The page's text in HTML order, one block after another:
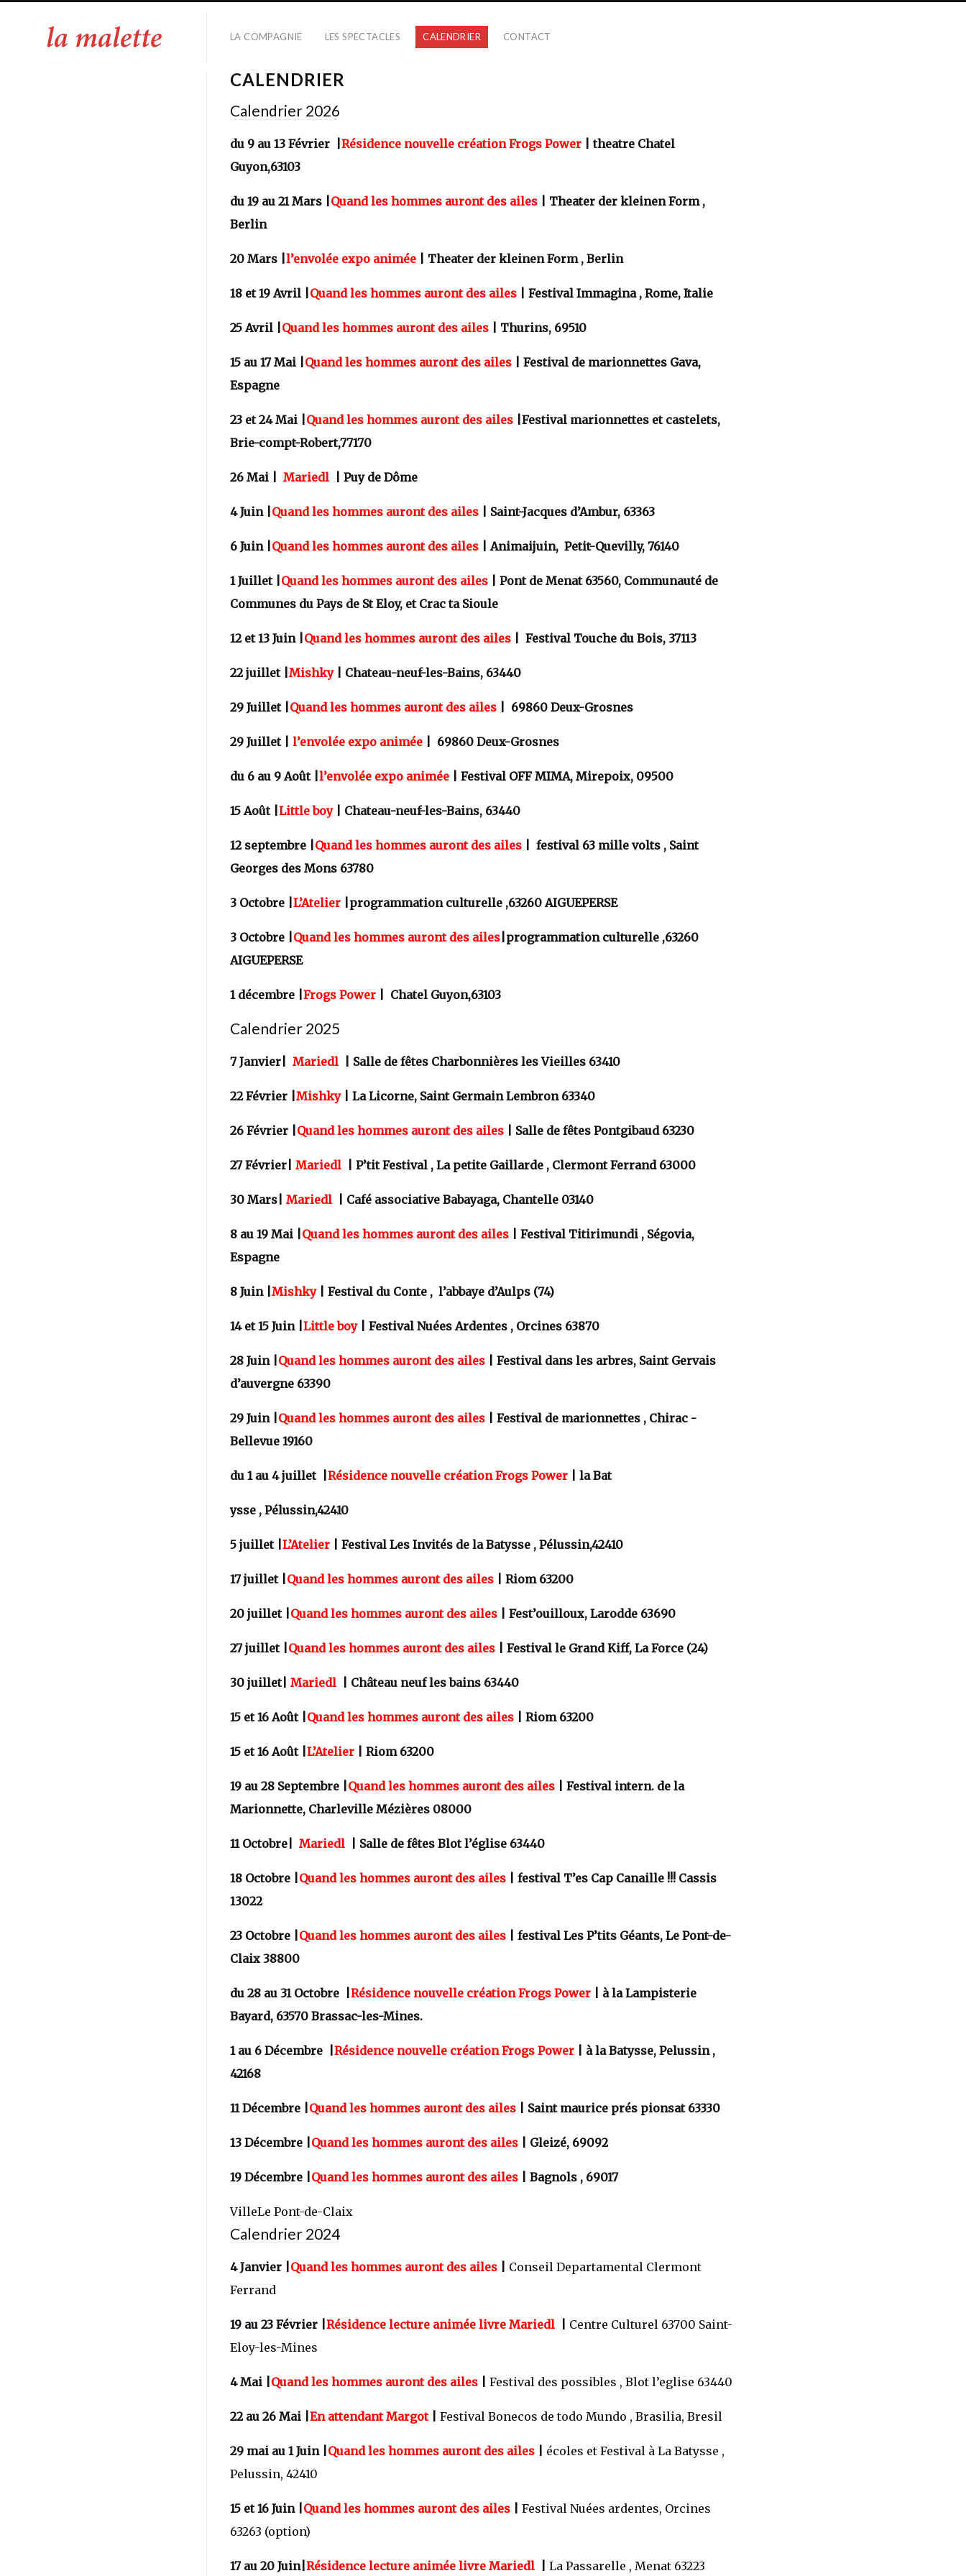
LA COMPAGNIE LES SPECTACLES CALENDRIER CONTACT
CALENDRIER
Calendrier 2026
du 9 au 13 Février | Résidence nouvelle création Frogs Power | theatre Chatel
Guyon,63103
du 19 au 21 Mars | Quand les hommes auront des ailes | Theater der kleinen Form ,
Berlin
20 Mars | l’envolée expo animée | Theater der kleinen Form , Berlin
18 et 19 Avril | Quand les hommes auront des ailes | Festival Immagina , Rome, Italie
25 Avril | Quand les hommes auront des ailes | Thurins, 69510
15 au 17 Mai | Quand les hommes auront des ailes | Festival de marionnettes Gava,
Espagne
23 et 24 Mai | Quand les hommes auront des ailes |Festival marionnettes et castelets,
Brie-compt-Robert,77170
26 Mai | Mariedl | Puy de Dôme
4 Juin | Quand les hommes auront des ailes | Saint-Jacques d’Ambur, 63363
6 Juin | Quand les hommes auront des ailes | Animaijuin, Petit-Quevilly, 76140
1 Juillet | Quand les hommes auront des ailes | Pont de Menat 63560, Communauté de
Communes du Pays de St Eloy, et Crac ta Sioule
12 et 13 Juin | Quand les hommes auront des ailes | Festival Touche du Bois, 37113
22 juillet | Mishky| Chateau-neuf-les-Bains, 63440
29 Juillet | Quand les hommes auront des ailes | 69860 Deux-Grosnes
29 Juillet | l’envolée expo animée | 69860 Deux-Grosnes
du 6 au 9 Août | l’envolée expo animée | Festival OFF MIMA, Mirepoix, 09500
15 Août | Little boy| Chateau-neuf-les-Bains, 63440
12 septembre | Quand les hommes auront des ailes | festival 63 mille volts , Saint
Georges des Mons 63780
3 Octobre | L’Atelier |programmation culturelle ,63260 AIGUEPERSE
3 Octobre | Quand les hommes auront des ailes |programmation culturelle ,63260
AIGUEPERSE
1 décembre | Frogs Power | Chatel Guyon,63103
Calendrier 2025
7 Janvier| Mariedl | Salle de fêtes Charbonnières les Vieilles 63410
22 Février | Mishky| La Licorne, Saint Germain Lembron 63340
26 Février | Quand les hommes auront des ailes | Salle de fêtes Pontgibaud 63230
27 Février| Mariedl | P’tit Festival , La petite Gaillarde , Clermont Ferrand 63000
30 Mars| Mariedl | Café associative Babayaga, Chantelle 03140
8 au 19 Mai | Quand les hommes auront des ailes | Festival Titirimundi , Ségovia,
Espagne
8 Juin | Mishky| Festival du Conte , l’abbaye d’Aulps (74)
14 et 15 Juin | Little boy| Festival Nuées Ardentes , Orcines 63870
28 Juin | Quand les hommes auront des ailes | Festival dans les arbres, Saint Gervais
d’auvergne 63390
29 Juin | Quand les hommes auront des ailes | Festival de marionnettes , Chirac -
Bellevue 19160
du 1 au 4 juillet | Résidence nouvelle création Frogs Power | la Bat
ysse , Pélussin,42410
5 juillet | L’Atelier | Festival Les Invités de la Batysse , Pélussin,42410
17 juillet | Quand les hommes auront des ailes | Riom 63200
20 juillet | Quand les hommes auront des ailes | Fest’ouilloux, Larodde 63690
27 juillet | Quand les hommes auront des ailes | Festival le Grand Kiff, La Force (24)
30 juillet| Mariedl | Château neuf les bains 63440
15 et 16 Août | Quand les hommes auront des ailes | Riom 63200
15 et 16 Août | L’Atelier | Riom 63200
19 au 28 Septembre | Quand les hommes auront des ailes | Festival intern. de la
Marionnette, Charleville Mézières 08000
11 Octobre| Mariedl | Salle de fêtes Blot l’église 63440
18 Octobre | Quand les hommes auront des ailes | festival T’es Cap Canaille !!! Cassis
13022
23 Octobre | Quand les hommes auront des ailes | festival Les P’tits Géants, Le Pont-de-
Claix 38800
du 28 au 31 Octobre | Résidence nouvelle création Frogs Power | à la Lampisterie
Bayard, 63570 Brassac-les-Mines.
1 au 6 Décembre | Résidence nouvelle création Frogs Power | à la Batysse, Pelussin ,
42168
11 Décembre | Quand les hommes auront des ailes | Saint maurice prés pionsat 63330
13 Décembre | Quand les hommes auront des ailes | Gleizé, 69092
19 Décembre | Quand les hommes auront des ailes | Bagnols , 69017
VilleLe Pont-de-Claix
Calendrier 2024
4 Janvier | Quand les hommes auront des ailes
Conseil Departamental Clermont
Ferrand
19 au 23 Février | Résidence lecture animée livre Mariedl
Centre Culturel 63700 Saint-
Eloy-les-Mines
4 Mai | Quand les hommes auront des ailes Festival des possibles , Blot l’eglise 63440
22 au 26 Mai | En attendant Margot| Festival Bonecos de todo Mundo , Brasilia, Bresil
29 mai au 1 Juin | Quand les hommes auront des ailes
écoles et Festival à La Batysse ,
Pelussin, 42410
15 et 16 Juin | Quand les hommes auront des ailes
Festival Nuées ardentes, Orcines
63263 (option)
17 au 20 Juin| Résidence lecture animée livre Mariedl La Passarelle , Menat 63223